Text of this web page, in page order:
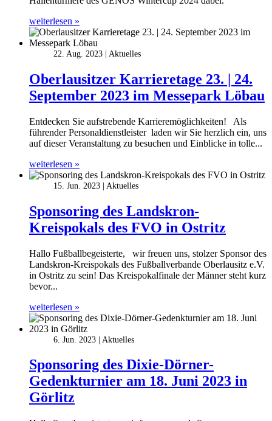
weiterlesen »
22. Aug. 2023 Aktuelles
Oberlausitzer Karrieretage 23. | 24.
September 2023 im Messepark Löbau
Entdecken Sie aufstrebende Karrieremöglichkeiten! Als
führender Personaldienstleister laden wir Sie herzlich ein, uns
auf dieser Veranstaltung zu besuchen und Einblicke in tolle...
weiterlesen »
15. Jun. 2023 Aktuelles
Sponsoring des Landskron-
Kreispokals des FVO in Ostritz
Hallo Fußballbegeisterte, wir freuen uns, stolzer Sponsor des
Landskron-Kreispokals des Fußballverbande Oberlausitz e.V.
in Ostritz zu sein! Das Kreispokalfinale der Männer steht kurz
bevor...
weiterlesen »
6. Jun. 2023 Aktuelles
Sponsoring des Dixie-Dörner-
Gedenkturnier am 18. Juni 2023 in
Görlitz